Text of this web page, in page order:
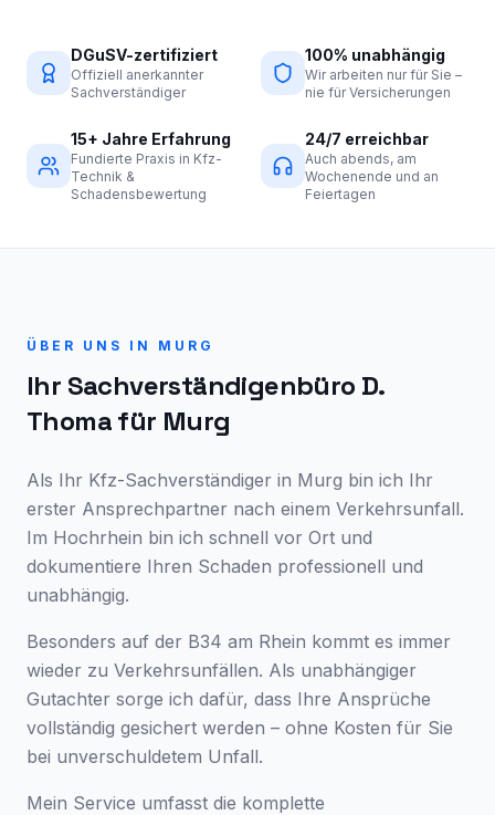
DGuSV-zertifiziert
Offiziell anerkannter
Sachverständiger
100% unabhängig
Wir arbeiten nur für Sie –
nie für Versicherungen
15+ Jahre Erfahrung
Fundierte Praxis in Kfz-
Technik &
Schadensbewertung
24/7 erreichbar
Auch abends, am
Wochenende und an
Feiertagen
ÜBER UNS IN MURG
Ihr Sachverständigenbüro D.
Thoma für Murg
Als Ihr Kfz-Sachverständiger in Murg bin ich Ihr
erster Ansprechpartner nach einem Verkehrsunfall.
Im Hochrhein bin ich schnell vor Ort und
dokumentiere Ihren Schaden professionell und
unabhängig.
Besonders auf der B34 am Rhein kommt es immer
wieder zu Verkehrsunfällen. Als unabhängiger
Gutachter sorge ich dafür, dass Ihre Ansprüche
vollständig gesichert werden – ohne Kosten für Sie
bei unverschuldetem Unfall.
Mein Service umfasst die komplette